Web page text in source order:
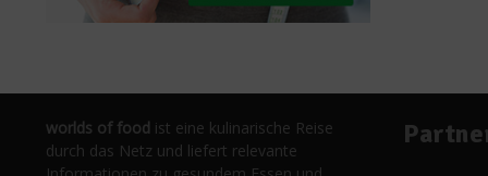
worlds of food ist eine kulinarische Reise
durch das Netz und liefert relevante